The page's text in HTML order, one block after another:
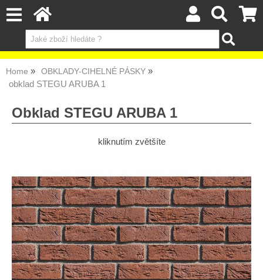
Home OBKLADY-CIHELNÉ PÁSKY
obklad STEGU ARUBA 1
Obklad STEGU ARUBA 1
kliknutím zvětšíte